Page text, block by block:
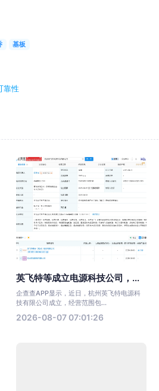
基板
靠性
英飞特等成立电源科技公司，...
企查查APP显示，近日，杭州英飞特电源科
技有限公司成立，经营范围包...
2026-08-07 07:01:26